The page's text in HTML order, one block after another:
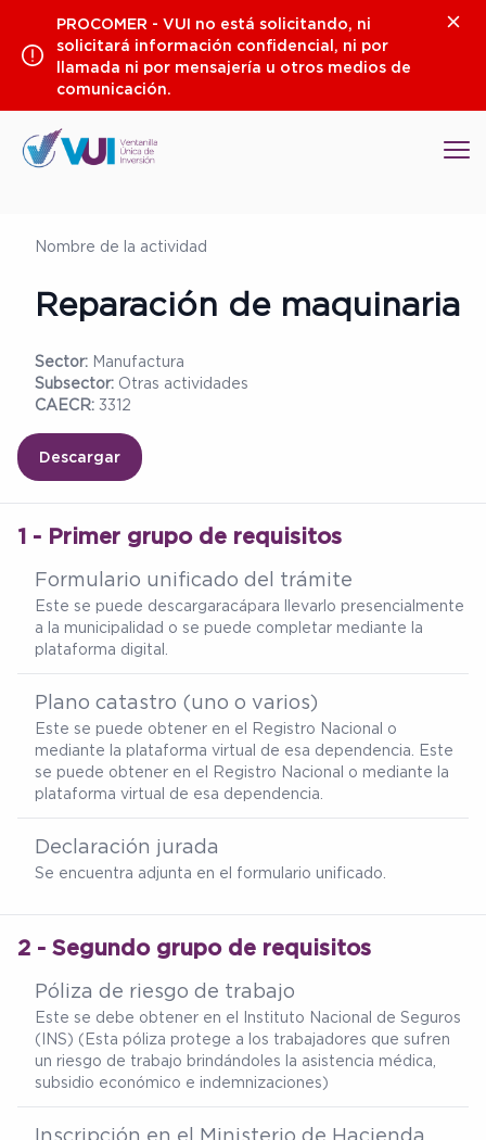
contenido
PROCOMER - VUI no está solicitando, ni
solicitará información confidencial, ni por
llamada ni por mensajería u otros medios de
comunicación.
Nombre de la actividad
Reparación de maquinaria
Sector: Manufactura
Subsector: Otras actividades
CAECR: 3312
Descargar
1 - Primer grupo de requisitos
Formulario unificado del trámite
Este se puede descargaracápara llevarlo presencialmente
a la municipalidad o se puede completar mediante la
plataforma digital.
Plano catastro (uno o varios)
Este se puede obtener en el Registro Nacional o
mediante la plataforma virtual de esa dependencia. Este
se puede obtener en el Registro Nacional o mediante la
plataforma virtual de esa dependencia.
Declaración jurada
Se encuentra adjunta en el formulario unificado.
2 - Segundo grupo de requisitos
Póliza de riesgo de trabajo
Este se debe obtener en el Instituto Nacional de Seguros
(INS) (Esta póliza protege a los trabajadores que sufren
un riesgo de trabajo brindándoles la asistencia médica,
subsidio económico e indemnizaciones)
Inscripción en el Ministerio de Hacienda